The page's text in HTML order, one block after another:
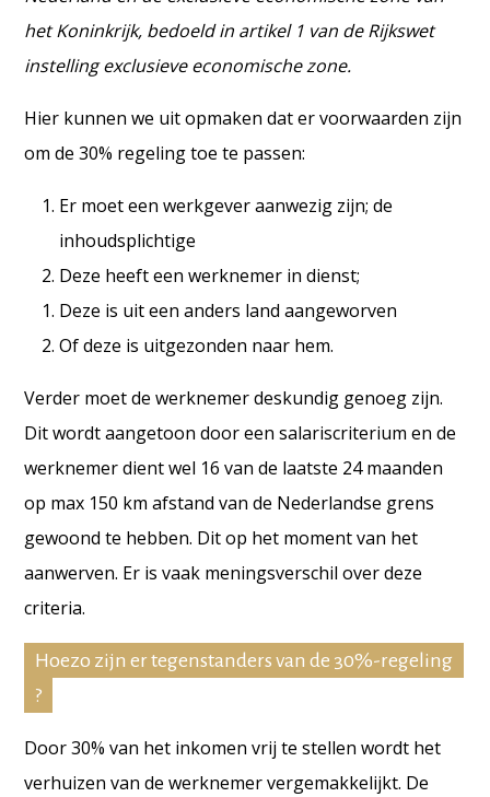
het Koninkrijk, bedoeld in artikel 1 van de Rijkswet
instelling exclusieve economische zone.
Hier kunnen we uit opmaken dat er voorwaarden zijn
om de 30% regeling toe te passen:
Er moet een werkgever aanwezig zijn; de
inhoudsplichtige
Deze heeft een werknemer in dienst;
Deze is uit een anders land aangeworven
Of deze is uitgezonden naar hem.
Verder moet de werknemer deskundig genoeg zijn.
Dit wordt aangetoon door een salariscriterium en de
werknemer dient wel 16 van de laatste 24 maanden
op max 150 km afstand van de Nederlandse grens
gewoond te hebben. Dit op het moment van het
aanwerven. Er is vaak meningsverschil over deze
criteria.
Hoezo zijn er tegenstanders van de 30%-regeling
?
Door 30% van het inkomen vrij te stellen wordt het
verhuizen van de werknemer vergemakkelijkt. De